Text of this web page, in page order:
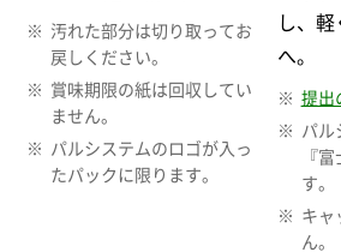
汚れた部分は切り取ってお
戻しください。
賞味期限の紙は回収してい
ません。
パルシステムのロゴが入っ
たパックに限ります。
し、
へ。
提出
パル
『
す。
キャ
ん。